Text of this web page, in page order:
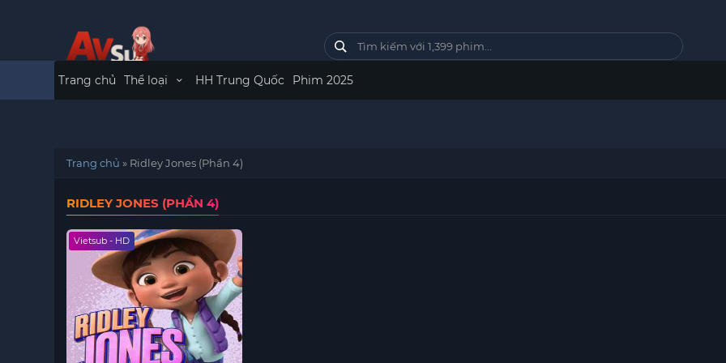
Trang chủ Thể loại HH Trung Quốc Phim 2025
Trang chủ » Ridley Jones (Phần 4)
RIDLEY JONES (PHẦN 4)
Vietsub - HD